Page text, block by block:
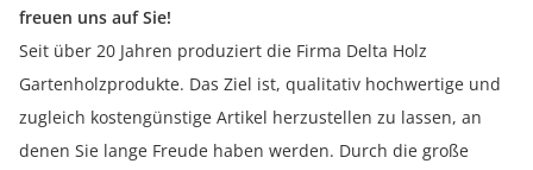
freuen uns auf Sie!
Seit über 20 Jahren produziert die Firma Delta Holz
Gartenholzprodukte. Das Ziel ist, qualitativ hochwertige und
zugleich kostengünstige Artikel herzustellen zu lassen, an
denen Sie lange Freude haben werden. Durch die große